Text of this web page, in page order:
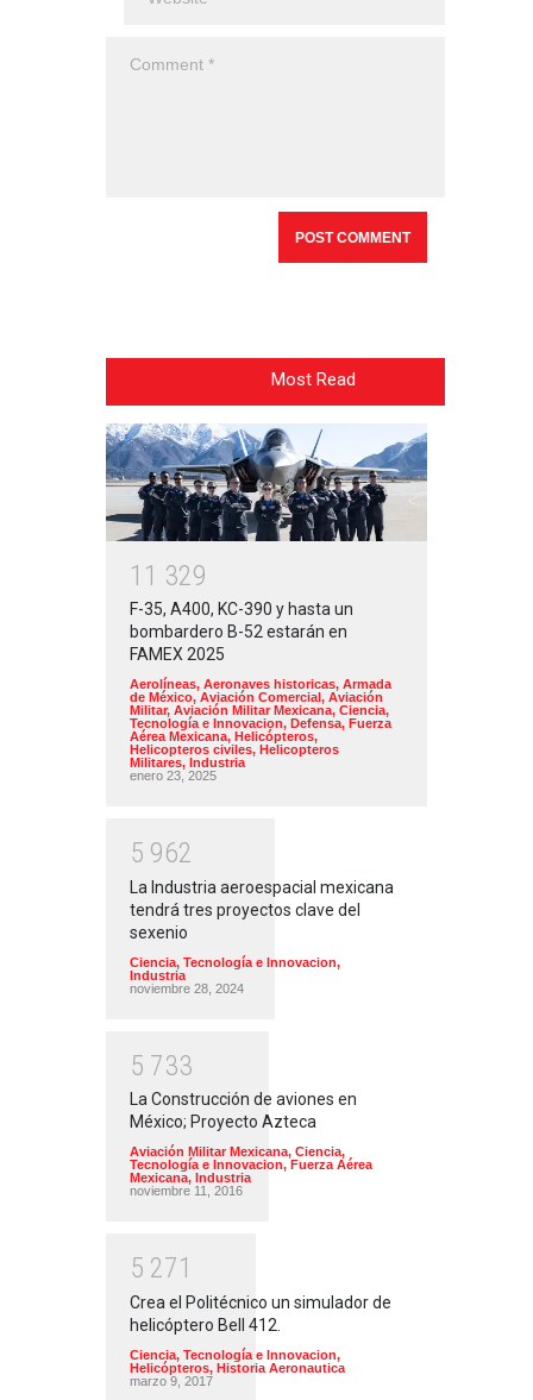
Most Read
1 1 329
F-35, A400, KC-390 y hasta un
bombardero B-52 estarán en
FAMEX 2025
Aerolíneas, Aeronaves historicas, Armada
de México, Aviación Comercial , Aviación
Militar, Aviación Militar Mexicana, Ciencia,
Tecnología e Innovacion, Defensa, Fuerza
Aérea Mexicana, Helicópteros,
Helicopteros civiles, Helicopteros
Militares, Industria
enero 23, 2025
5 962
La Industria aeroespacial mexicana
tendrá tres proyectos clave del
sexenio
Ciencia, Tecnología e Innovacion,
Industria
noviembre 28, 2024
5 733
La Construcción de aviones en
México; Proyecto Azteca
Aviación Militar Mexicana, Ciencia,
Tecnología e Innovacion, Fuerza Aérea
Mexicana, Industria
noviembre 11, 2016
5 271
Crea el Politécnico un simulador de
helicóptero Bell 412.
Ciencia, Tecnología e Innovacion,
Helicópteros, Historia Aeronautica
marzo 9, 2017